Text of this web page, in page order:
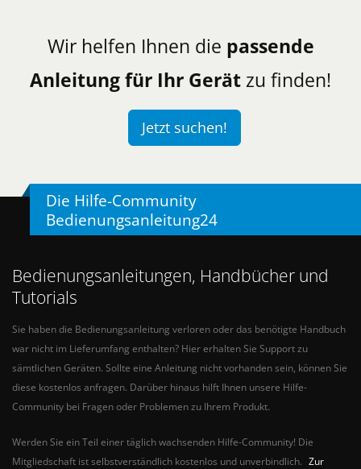
Wir helfen Ihnen die passende
Anleitung für Ihr Gerät zu finden!
Jetzt suchen!
Die Hilfe-Community
Bedienungsanleitung24
Bedienungsanleitungen, Handbücher und
Tutorials
Sie haben die Bedienungsanleitung verloren oder das benötigte Handbuch
war nicht im Lieferumfang enthalten? Hier erhalten Sie Support zu
sämtlichen Geräten. Sollte eine Anleitung nicht vorhanden sein, können Sie
diese kostenlos anfragen. Darüber hinaus hilft Ihnen unsere Hilfe-
Community bei Fragen oder Problemen zu Ihrem Produkt.
Werden Sie ein Teil einer täglich wachsenden Hilfe-Community! Die
Mitgliedschaft ist selbstverständlich kostenlos und unverbindlich. Zur